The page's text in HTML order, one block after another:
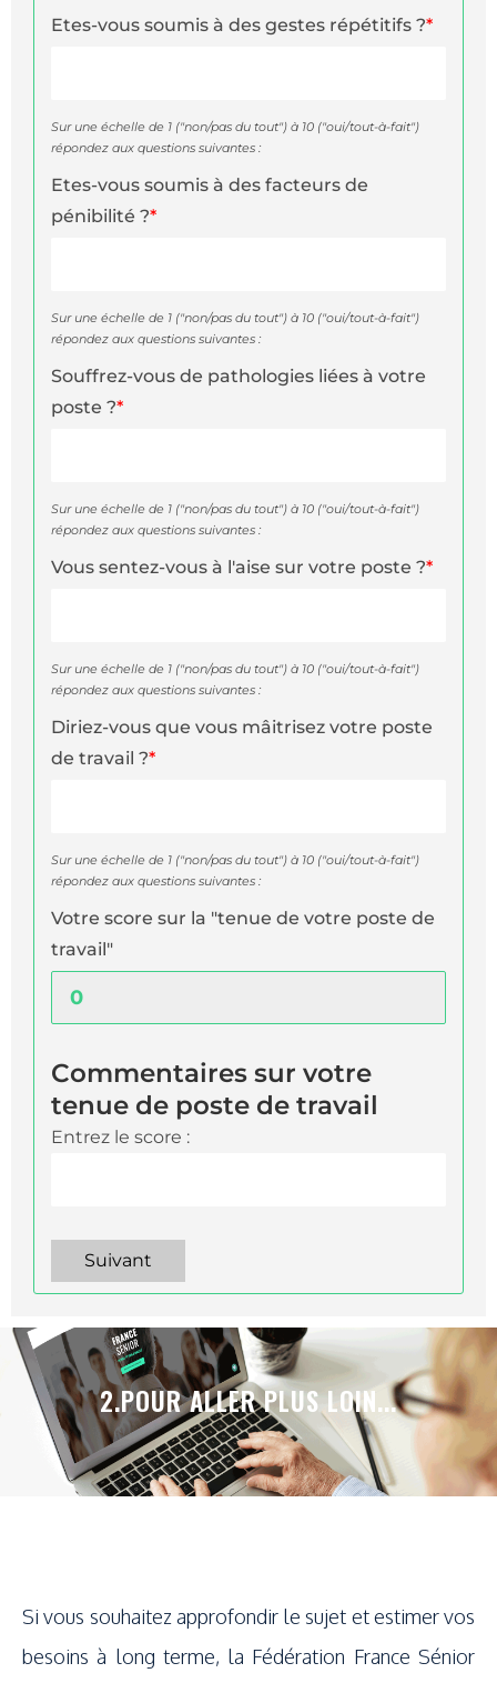
Etes-vous soumis à des gestes répétitifs ?*
Sur une échelle de 1 ("non/pas du tout") à 10 ("oui/tout-à-fait")
répondez aux questions suivantes :
Etes-vous soumis à des facteurs de
pénibilité ?*
Sur une échelle de 1 ("non/pas du tout") à 10 ("oui/tout-à-fait")
répondez aux questions suivantes :
Souffrez-vous de pathologies liées à votre
poste ?*
Sur une échelle de 1 ("non/pas du tout") à 10 ("oui/tout-à-fait")
répondez aux questions suivantes :
Vous sentez-vous à l'aise sur votre poste ?*
Sur une échelle de 1 ("non/pas du tout") à 10 ("oui/tout-à-fait")
répondez aux questions suivantes :
Diriez-vous que vous mâitrisez votre poste
de travail ?*
Sur une échelle de 1 ("non/pas du tout") à 10 ("oui/tout-à-fait")
répondez aux questions suivantes :
Votre score sur la "tenue de votre poste de
travail"
Commentaires sur votre
tenue de poste de travail
Entrez le score :
Suivant
2.POUR ALLER PLUS LOIN...
Si vous souhaitez approfondir le sujet et estimer vos
besoins à long terme, la Fédération France Sénior